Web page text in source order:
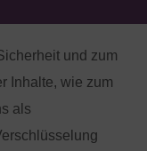
und zum
Inhalte, wie zum
als